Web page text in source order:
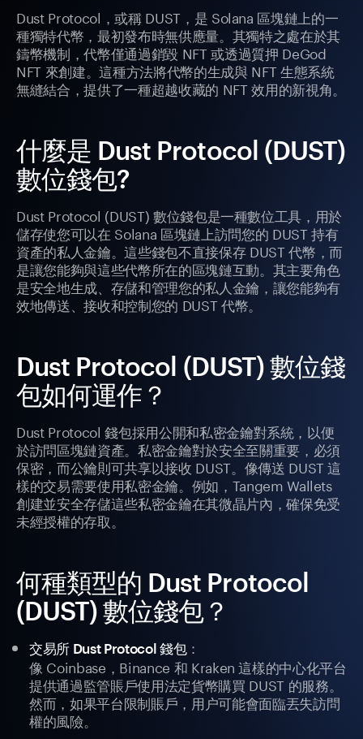
Dust Protocol，或稱 DUST，是 Solana 區塊鏈上的一
種獨特代幣，最初發布時無供應量。其獨特之處在於其
鑄幣機制，代幣僅通過銷毀 NFT 或透過質押 DeGod
NFT 來創建。這種方法將代幣的生成與 NFT 生態系統
無縫結合，提供了一種超越收藏的 NFT 效用的新視角。
什麼是 Dust Protocol (DUST)
數位錢包?
Dust Protocol (DUST) 數位錢包是一種數位工具，用於
儲存使您可以在 Solana 區塊鏈上訪問您的 DUST 持有
資產的私人金鑰。這些錢包不直接保存 DUST 代幣，而
是讓您能夠與這些代幣所在的區塊鏈互動。其主要角色
是安全地生成、存儲和管理您的私人金鑰，讓您能夠有
效地傳送、接收和控制您的 DUST 代幣。
Dust Protocol (DUST) 數位錢
包如何運作？
Dust Protocol 錢包採用公開和私密金鑰對系統，以便
於訪問區塊鏈資產。私密金鑰對於安全至關重要，必須
保密，而公鑰則可共享以接收 DUST。像傳送 DUST 這
樣的交易需要使用私密金鑰。例如，Tangem Wallets
創建並安全存儲這些私密金鑰在其微晶片內，確保免受
未經授權的存取。
何種類型的 Dust Protocol
(DUST) 數位錢包？
交易所 Dust Protocol 錢包：
像 Coinbase，Binance 和 Kraken 這樣的中心化平台
提供通過監管賬戶使用法定貨幣購買 DUST 的服務。
然而，如果平台限制賬戶，用户可能會面臨丟失訪問
權的風險。